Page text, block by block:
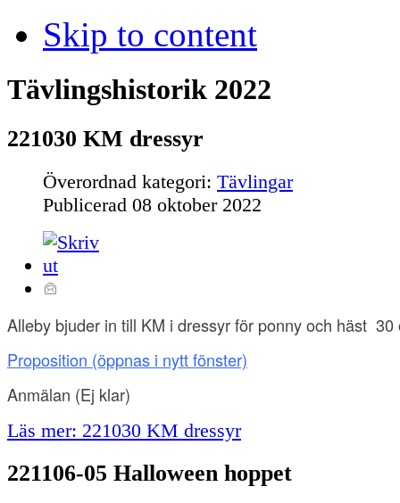
Skip to content
Tävlingshistorik 2022
221030 KM dressyr
Överordnad kategori: Tävlingar
Publicerad 08 oktober 2022
Alleby bjuder in till KM i dressyr för ponny och häst 30
Proposition (öppnas i nytt fönster)
Anmälan (Ej klar)
Läs mer: 221030 KM dressyr
221106-05 Halloween hoppet